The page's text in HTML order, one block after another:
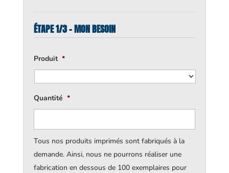
ÉTAPE 1/3 - MON BESOIN
Produit *
Quantité *
Tous nos produits imprimés sont fabriqués à la
demande. Ainsi, nous ne pourrons réaliser une
fabrication en dessous de 100 exemplaires pour